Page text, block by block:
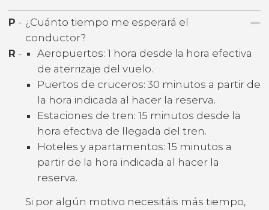
P - ¿Cuánto tiempo me esperará el
conductor?
R -
Aeropuertos: 1 hora desde la hora efectiva
de aterrizaje del vuelo.
Puertos de cruceros: 30 minutos a partir de
la hora indicada al hacer la reserva.
Estaciones de tren: 15 minutos desde la
hora efectiva de llegada del tren.
Hoteles y apartamentos: 15 minutos a
partir de la hora indicada al hacer la
reserva.
Si por algún motivo necesitáis más tiempo,